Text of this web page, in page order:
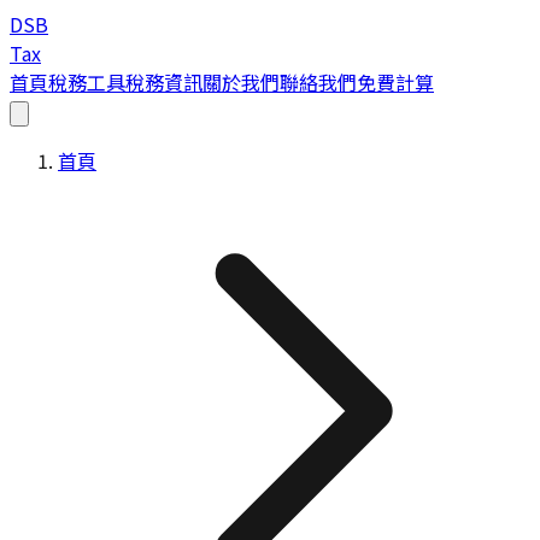
DSB
Tax
首頁稅務工具稅務資訊關於我們聯絡我們免費計算
首頁